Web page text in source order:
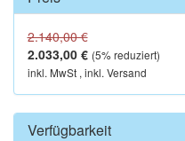
2.140,00 €
2.033,00 € (5% reduziert)
inkl. MwSt , inkl. Versand
Verfügbarkeit